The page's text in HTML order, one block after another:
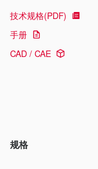
技术规格(PDF)
手册
CAD / CAE
规格